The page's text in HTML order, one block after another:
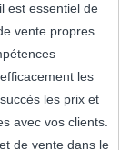
est essentiel de
vente propres
les
les prix et
avec vos clients.
de vente dans le